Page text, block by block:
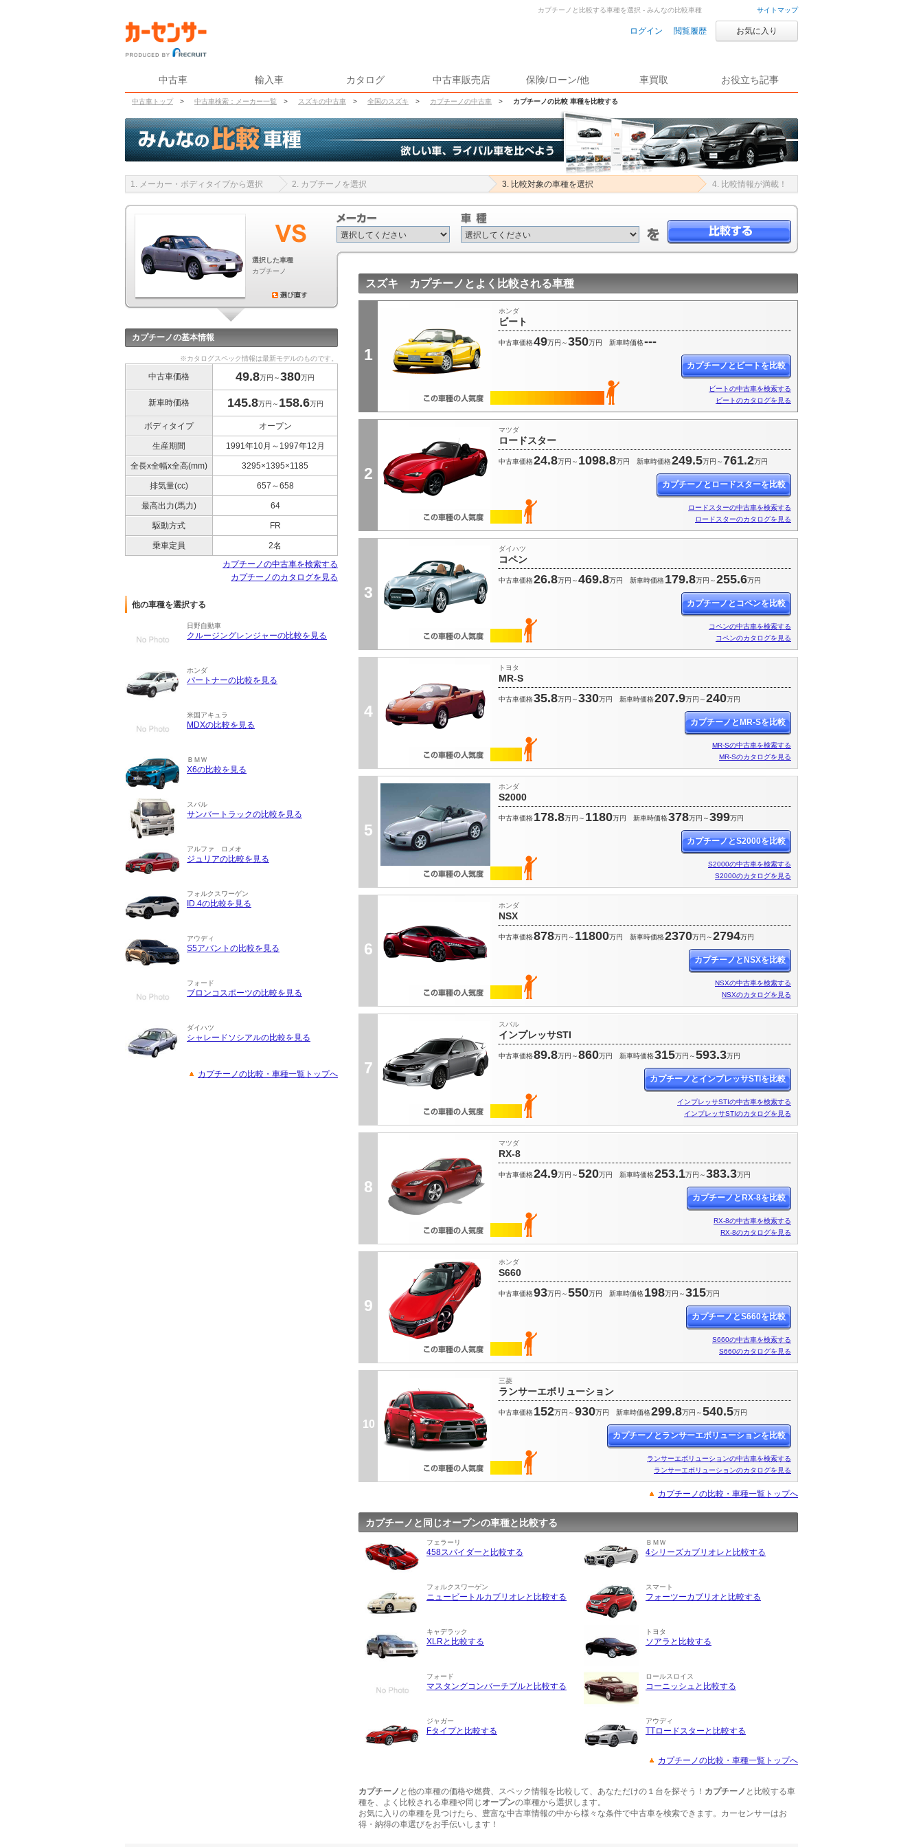
サイトマップ
ログイン 閲覧履歴 お気に入り
中古車 輸入車 カタログ 中古車販売店 保険/ローン/他 車買取 お役立ち記事
中古車トップ > 中古車検索：メーカー一覧 > スズキの中古車 > 全国のスズキ > カプチーノの中古車 > カプチーノの比較 車種を比較する
カプチーノと比較する車種を選択 - みんなの比較車種
1. メーカー・ボディタイプから選択 2. カプチーノを選択 3. 比較対象の車種を選択 4. 比較情報が満載！
選択した車種
カプチーノ
カプチーノの基本情報
※カタログスペック情報は最新モデルのものです。
中古車価格 49.8万円～380万円
新車時価格 145.8万円～ 158.6万円
ボディタイプ オープン
生産期間 1991年10月～1997年12月
全長x全幅x全高(mm) 3295×1395×1185
排気量(cc) 657～658
最高出力(馬力) 64
駆動方式 FR
乗車定員
2名
カプチーノの中古車を検索する
カプチーノのカタログを見る
他の車種を選択する
日野自動車
クルージングレンジャーの比較を見る
ホンダ
パートナーの比較を見る
米国アキュラ
MDXの比較を見る
ＢＭＷ
X6の比較を見る
スバル
サンバートラックの比較を見る
アルファ ロメオ
ジュリアの比較を見る
フォルクスワーゲン
ID.4の比較を見る
アウディ
S5アバントの比較を見る
フォード
ブロンコスポーツの比較を見る
ダイハツ
シャレードソシアルの比較を見る
カプチーノの比較・車種一覧トップへ
スズキ カプチーノとよく比較される車種
1
ビート
ホンダ
中古車価格49万円～350万円 新車時価格---
カプチーノとビートを比較
ビートの中古車を検索する
ビートのカタログを見る
2
ロードスター
マツダ
中古車価格24.8万円～ 1098.8万円 新車時価格249.5万円～761.2万円
カプチーノとロードスターを比較
ロードスターの中古車を検索する
ロードスターのカタログを見る
3
コペン
ダイハツ
中古車価格26.8万円～469.8万円 新車時価格179.8万円～255.6万円
カプチーノとコペンを比較
コペンの中古車を検索する
コペンのカタログを見る
4
MR-S
トヨタ
中古車価格35.8万円～330万円 新車時価格207.9万円～240万円
カプチーノとMR-Sを比較
MR-Sの中古車を検索する
MR-Sのカタログを見る
5
S2000
ホンダ
中古車価格178.8万円～ 1180万円 新車時価格378万円～399万円
カプチーノとS2000を比較
S2000の中古車を検索する
S2000のカタログを見る
6
NSX
ホンダ
中古車価格878万円～ 11800万円 新車時価格2370万円～2794万円
カプチーノとNSXを比較
NSXの中古車を検索する
NSXのカタログを見る
7
インプレッサSTI
スバル
中古車価格89.8万円～860万円 新車時価格315万円～593.3万円
カプチーノとインプレッサSTIを比較
インプレッサSTIの中古車を検索する
インプレッサSTIのカタログを見る
8
RX-8
マツダ
中古車価格24.9万円～520万円 新車時価格253.1万円～383.3万円
カプチーノとRX-8を比較
RX-8の中古車を検索する
RX-8のカタログを見る
9
S660
ホンダ
中古車価格93万円～550万円 新車時価格198万円～315万円
カプチーノとS660を比較
S660の中古車を検索する
S660のカタログを見る
10
ランサーエボリューション
三菱
中古車価格152万円～930万円 新車時価格299.8万円～540.5万円
カプチーノとランサーエボリューションを比較
ランサーエボリューションの中古車を検索する
ランサーエボリューションのカタログを見る
カプチーノの比較・車種一覧トップへ
カプチーノと同じオープンの車種と比較する
フェラーリ
458スパイダーと比較する
ＢＭＷ
4シリーズカブリオレと比較する
フォルクスワーゲン
ニュービートルカブリオレと比較する
スマート
フォーツーカブリオと比較する
キャデラック
XLRと比較する
トヨタ
ソアラと比較する
フォード
マスタングコンバーチブルと比較する
ロールスロイス
コーニッシュと比較する
ジャガー
Fタイプと比較する
アウディ
TTロードスターと比較する
カプチーノの比較・車種一覧トップへ
カプチーノ と他の車種の価格や燃費、スペック情報を比較して、あなただけの１台を探そう！ カプチーノ と比較する車
種を、よく比較される車種や同じ オープンの車種から選択します。
お気に入りの車種を見つけたら、豊富な中古車情報の中から様々な条件で中古車を検索できます。カーセンサーはお
得・納得の車選びをお手伝いします！